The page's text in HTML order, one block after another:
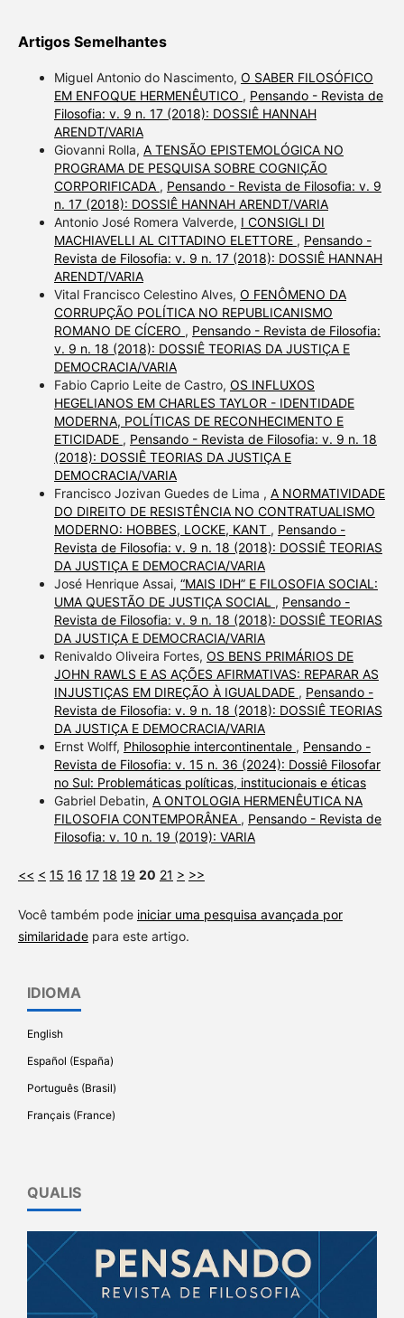
Artigos Semelhantes
Miguel Antonio do Nascimento, O SABER FILOSÓFICO
EM ENFOQUE HERMENÊUTICO , Pensando - Revista de
Filosofia: v. 9 n. 17 (2018): DOSSIÊ HANNAH
ARENDT/VARIA
Giovanni Rolla, A TENSÃO EPISTEMOLÓGICA NO
PROGRAMA DE PESQUISA SOBRE COGNIÇÃO
CORPORIFICADA , Pensando - Revista de Filosofia: v. 9
n. 17 (2018): DOSSIÊ HANNAH ARENDT/VARIA
Antonio José Romera Valverde, I CONSIGLI DI
MACHIAVELLI AL CITTADINO ELETTORE , Pensando -
Revista de Filosofia: v. 9 n. 17 (2018): DOSSIÊ HANNAH
ARENDT/VARIA
Vital Francisco Celestino Alves, O FENÔMENO DA
CORRUPÇÃO POLÍTICA NO REPUBLICANISMO
ROMANO DE CÍCERO , Pensando - Revista de Filosofia:
v. 9 n. 18 (2018): DOSSIÊ TEORIAS DA JUSTIÇA E
DEMOCRACIA/VARIA
Fabio Caprio Leite de Castro, OS INFLUXOS
HEGELIANOS EM CHARLES TAYLOR - IDENTIDADE
MODERNA, POLÍTICAS DE RECONHECIMENTO E
ETICIDADE , Pensando - Revista de Filosofia: v. 9 n. 18
(2018): DOSSIÊ TEORIAS DA JUSTIÇA E
DEMOCRACIA/VARIA
Francisco Jozivan Guedes de Lima , A NORMATIVIDADE
DO DIREITO DE RESISTÊNCIA NO CONTRATUALISMO
MODERNO: HOBBES, LOCKE, KANT , Pensando -
Revista de Filosofia: v. 9 n. 18 (2018): DOSSIÊ TEORIAS
DA JUSTIÇA E DEMOCRACIA/VARIA
José Henrique Assai, “MAIS IDH” E FILOSOFIA SOCIAL:
UMA QUESTÃO DE JUSTIÇA SOCIAL , Pensando -
Revista de Filosofia: v. 9 n. 18 (2018): DOSSIÊ TEORIAS
DA JUSTIÇA E DEMOCRACIA/VARIA
Renivaldo Oliveira Fortes, OS BENS PRIMÁRIOS DE
JOHN RAWLS E AS AÇÕES AFIRMATIVAS: REPARAR AS
INJUSTIÇAS EM DIREÇÃO À IGUALDADE , Pensando -
Revista de Filosofia: v. 9 n. 18 (2018): DOSSIÊ TEORIAS
DA JUSTIÇA E DEMOCRACIA/VARIA
Ernst Wolff, Philosophie intercontinentale , Pensando -
Revista de Filosofia: v. 15 n. 36 (2024): Dossiê Filosofar
no Sul: Problemáticas políticas, institucionais e éticas
Gabriel Debatin, A ONTOLOGIA HERMENÊUTICA NA
FILOSOFIA CONTEMPORÂNEA , Pensando - Revista de
Filosofia: v. 10 n. 19 (2019): VARIA
<< < 15 16 17 18 19 20 21 > >>
Você também pode iniciar uma pesquisa avançada por
similaridadepara este artigo.
IDIOMA
English
Español (España)
Português (Brasil)
Français (France)
QUALIS